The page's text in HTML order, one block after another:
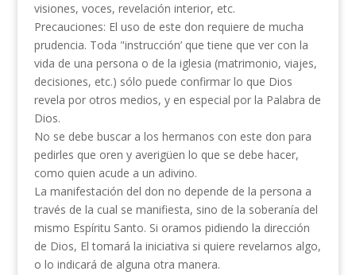
visiones, voces, revelación interior, etc.
Precauciones: El uso de este don requiere de mucha
prudencia. Toda "instrucción’ que tiene que ver con la
vida de una persona o de la iglesia (matrimonio, viajes,
decisiones, etc.) sólo puede confirmar lo que Dios
revela por otros medios, y en especial por la Palabra de
Dios.
No se debe buscar a los hermanos con este don para
pedirles que oren y averigüen lo que se debe hacer,
como quien acude a un adivino.
La manifestación del don no depende de la persona a
través de la cual se manifiesta, sino de la soberanía del
mismo Espíritu Santo. Si oramos pidiendo la dirección
de Dios, El tomará la iniciativa si quiere revelarnos algo,
o lo indicará de alguna otra manera.